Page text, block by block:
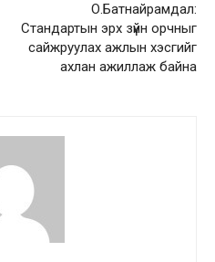
О.Батнайрамдал:
Стандартын эрх зүйн орчныг
сайжруулах ажлын хэсгийг
ахлан ажиллаж байна